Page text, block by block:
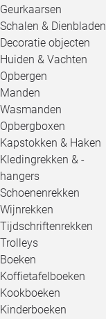
Geurkaarsen
Schalen & Dienbladen
Decoratie objecten
Huiden & Vachten
Opbergen
Manden
Wasmanden
Opbergboxen
Kapstokken & Haken
Kledingrekken & -
hangers
Schoenenrekken
Wijnrekken
Tijdschriftenrekken
Trolleys
Boeken
Koffietafelboeken
Kookboeken
Kinderboeken